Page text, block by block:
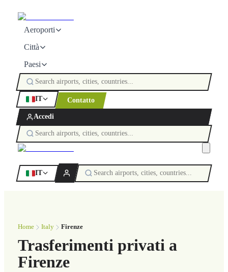
Aeroporti
Città
Paesi
IT Contatto
Accedi
IT
Home Italy Firenze
Trasferimenti privati a
Firenze